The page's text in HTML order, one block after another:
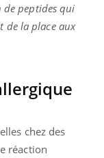
peptides qui
de la place aux
chez des
réaction